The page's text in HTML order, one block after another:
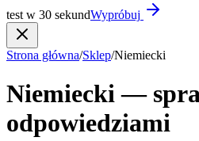
test w 30 sekundWypróbuj
Strona główna/Sklep/Niemiecki
Niemiecki —
odpowiedziami